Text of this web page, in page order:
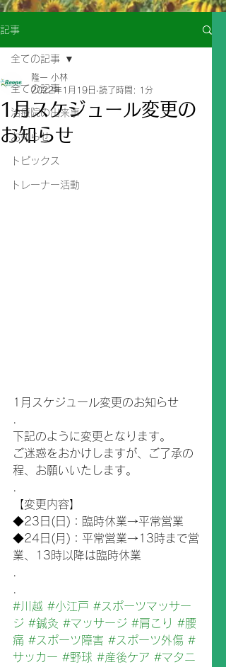
記事
全ての記事
治療院の出来事
お知らせ
トピックス
トレーナー活動
全ての記事
1月スケジュール変更の
お知らせ
隆一 小林
2022年1月19日 読了時間: 1分
1月スケジュール変更のお知らせ
下記のように変更となります。
ご迷惑をおかけしますが、ご了承の
程、お願いいたします。
【変更内容】
◆23日(日)：臨時休業→平常営業
◆24日(月)：平常営業→13時まで営
業、13時以降は臨時休業
#川越 #小江戸 #スポーツマッサー
ジ #鍼灸 #マッサージ #肩こり #腰
痛 #スポーツ障害 #スポーツ外傷 #
サッカー #野球 #産後ケア #マタニ